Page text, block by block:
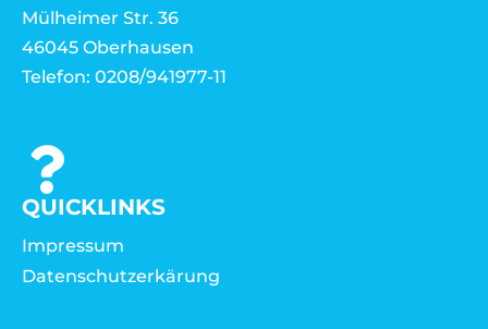
Mülheimer Str. 36
46045 Oberhausen
Telefon: 0208/941977-11
QUICKLINKS
Impressum
Datenschutzerkärung